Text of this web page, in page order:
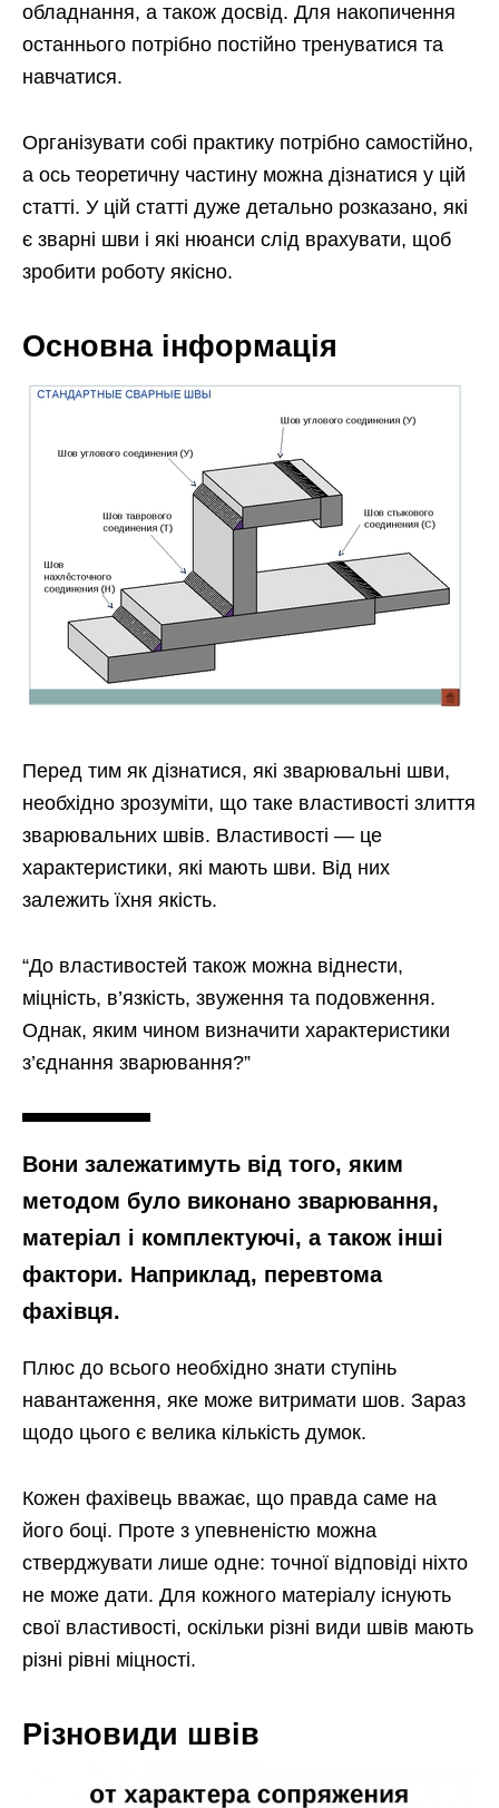
обладнання, а також досвід. Для накопичення
останнього потрібно постійно тренуватися та
навчатися.
Організувати собі практику потрібно самостійно,
а ось теоретичну частину можна дізнатися у цій
статті. У цій статті дуже детально розказано, які
є зварні шви і які нюанси слід врахувати, щоб
зробити роботу якісно.
Основна інформація
Перед тим як дізнатися, які зварювальні шви,
необхідно зрозуміти, що таке властивості злиття
зварювальних швів. Властивості — це
характеристики, які мають шви. Від них
залежить їхня якість.
“До властивостей також можна віднести,
міцність, в’язкість, звуження та подовження.
Однак, яким чином визначити характеристики
з’єднання зварювання?”
Вони залежатимуть від того, яким
методом було виконано зварювання,
матеріал і комплектуючі, а також інші
фактори. Наприклад, перевтома
фахівця.
Плюс до всього необхідно знати ступінь
навантаження, яке може витримати шов. Зараз
щодо цього є велика кількість думок.
Кожен фахівець вважає, що правда саме на
його боці. Проте з упевненістю можна
стверджувати лише одне: точної відповіді ніхто
не може дати. Для кожного матеріалу існують
свої властивості, оскільки різні види швів мають
різні рівні міцності.
Різновиди швів